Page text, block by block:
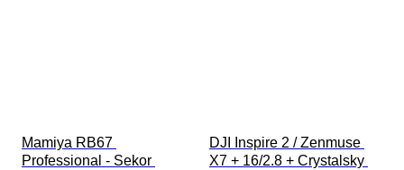
Mamiya RB67
Professional - Sekor
DJI Inspire 2 / Zenmuse
X7 + 16/2.8 + Crystalsky